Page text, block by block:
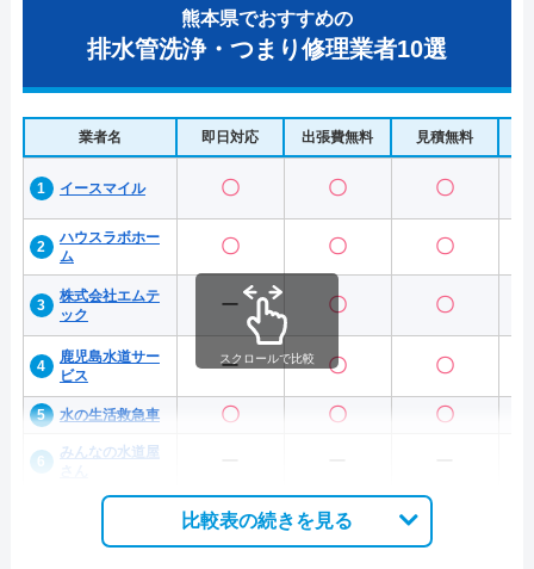
熊本県でおすすめの
排水管洗浄・つまり修理業者10選
業者名 即日対応 出張費無料 見積無料
イースマイル 〇 〇 〇
ハウスラボホー
ム
〇 〇 〇
株式会社エムテ
ック
ー 〇 〇
鹿児島水道サー
ビス
ー 〇 〇
水の生活救急車 〇 〇 〇
みんなの水道屋
スクロールで比較
比較表の続きを見る